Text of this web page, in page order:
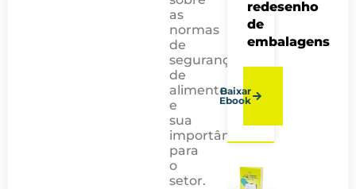
as
normas
de
segurança
de
alimentos
e
sua
importância
para
o
setor.
redesenho
de
embalagens
Baixar
Ebook